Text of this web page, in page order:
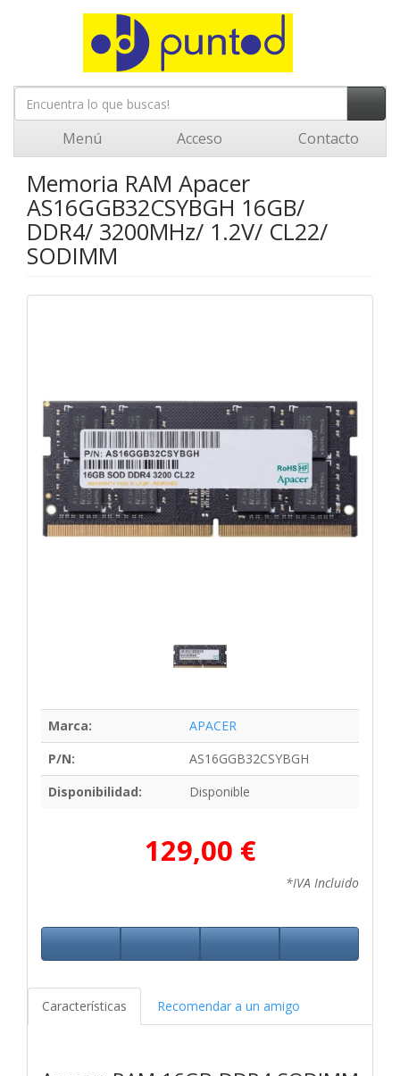
Menú Acceso Contacto
Memoria RAM Apacer
AS16GGB32CSYBGH 16GB/
DDR4/ 3200MHz/ 1.2V/ CL22/
SODIMM
Marca:
APACER
P/N:
AS16GGB32CSYBGH
Disponibilidad:
Disponible
129,00 €
*IVA Incluido
Características Recomendar a un amigo